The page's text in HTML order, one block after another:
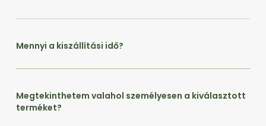
Mennyi a kiszállítási idő?
Megtekinthetem valahol személyesen a kiválasztott
terméket?